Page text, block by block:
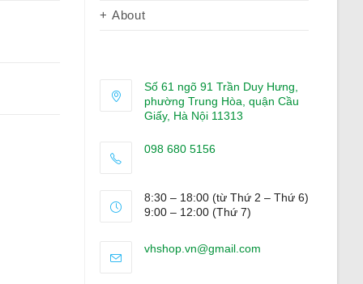
About
Số 61 ngõ 91 Trần Duy Hưng,
phường Trung Hòa, quận Cầu
Giấy, Hà Nội 11313
098 680 5156
your
8:30 – 18:00 (từ Thứ 2 – Thứ 6)
9:00 – 12:00 (Thứ 7)
vhshop.vn@gmail.comOpens